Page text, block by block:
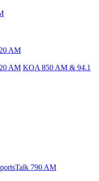
AM
AM KOA 850 AM & 94.1
790 AM